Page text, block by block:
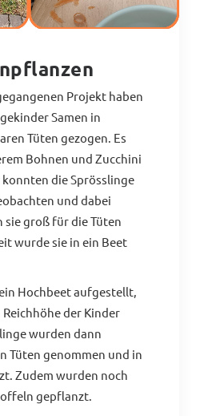
Projekt haben
Samen in
Tüten gezogen. Es
Bohnen und Zucchini
die Sprösslinge
und dabei
sie groß für die Tüten
wurde sie in ein Beet
Hochbeet aufgestellt,
der Kinder
wurden dann
Tüten genommen und in
Zudem wurden noch
gepflanzt.